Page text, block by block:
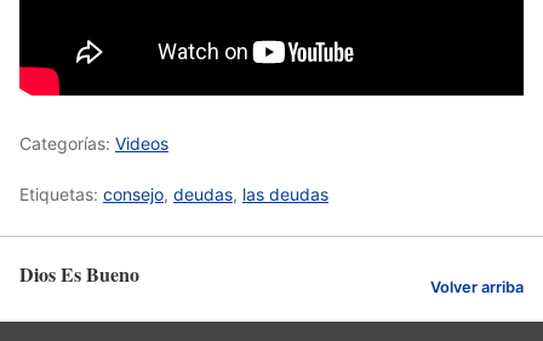
Categorías: Videos
Etiquetas: consejo, deudas, las deudas
Dios Es Bueno Volver arriba